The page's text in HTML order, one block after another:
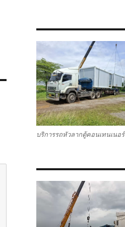
บริการรถหัวลากตู้คอนเทนเนอร์